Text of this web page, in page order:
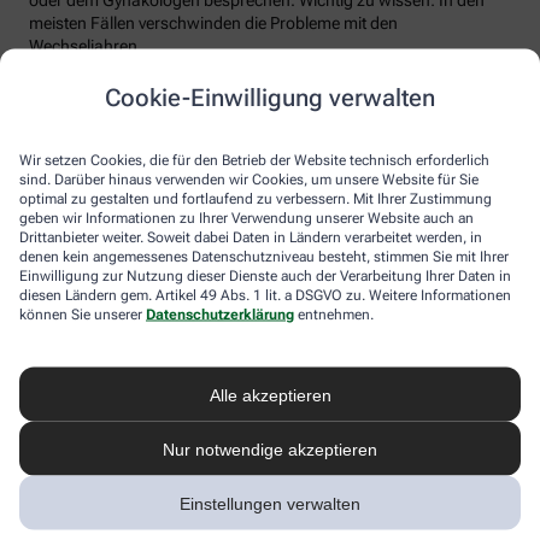
Cookie-Einwilligung verwalten
Wir setzen Cookies, die für den Betrieb der Website technisch erforderlich
sind. Darüber hinaus verwenden wir Cookies, um unsere Website für Sie
optimal zu gestalten und fortlaufend zu verbessern. Mit Ihrer Zustimmung
geben wir Informationen zu Ihrer Verwendung unserer Website auch an
Drittanbieter weiter. Soweit dabei Daten in Ländern verarbeitet werden, in
denen kein angemessenes Datenschutzniveau besteht, stimmen Sie mit Ihrer
Einwilligung zur Nutzung dieser Dienste auch der Verarbeitung Ihrer Daten in
diesen Ländern gem. Artikel 49 Abs. 1 lit. a DSGVO zu. Weitere Informationen
können Sie unserer Datenschutzerklärung entnehmen.
Alle akzeptieren
Nur notwendige akzeptieren
Einstellungen verwalten
meisten Fällen verschwinden die Probleme mit den
Wechseljahren.
Voraussetzung für eine erfolgreiche Behandlung ist allerdings
immer, dass die Endometriose auch als solche erkannt wird.
nehmen und ärztlich abklären lassen. Und sich auf keinen Fall
einreden lassen, sie seien normal.
Melden Sie sich hier an und sichern Sie
sich Ihren 10% Gutschein* für unsere
Apotheke